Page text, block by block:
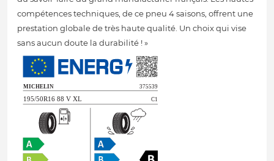
compétences techniques, de ce pneu 4 saisons, offrent une
prestation globale de très haute qualité. Un choix qui vise
sans aucun doute la durabilité ! »